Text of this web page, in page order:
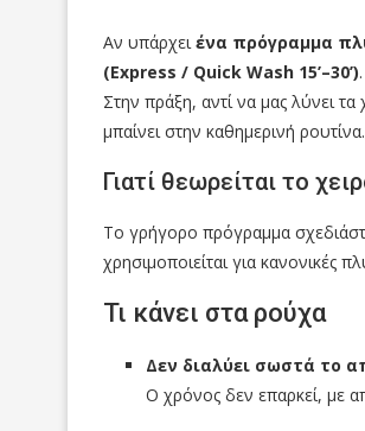
Αν υπάρχει ένα πρόγραμμα
(Express / Quick Wash 15’–30’).
Στην πράξη, αντί να μας λύνει τα
μπαίνει στην καθημερινή ρουτίνα.
Γιατί θεωρείται το
Το γρήγορο πρόγραμμα
χρησιμοποιείται για κανονικές
Τι κάνει στα ρούχα
Δεν διαλύει σωστά το
Ο χρόνος δεν επαρκεί, με